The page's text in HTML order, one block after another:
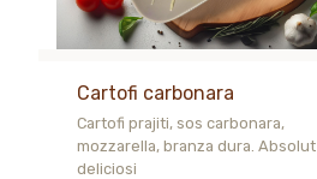
Cartofi carbonara
Cartofi prajiti, sos carbonara,
mozzarella, branza dura. Absolut
deliciosi